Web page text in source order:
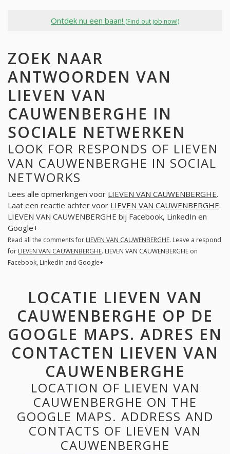
Ontdek nu een baan! (Find out job now!)
ZOEK NAAR
ANTWOORDEN VAN
LIEVEN VAN
CAUWENBERGHE IN
SOCIALE NETWERKEN
LOOK FOR RESPONDS OF LIEVEN
VAN CAUWENBERGHE IN SOCIAL
NETWORKS
Lees alle opmerkingen voor LIEVEN VAN CAUWENBERGHE.
Laat een reactie achter voor LIEVEN VAN CAUWENBERGHE.
LIEVEN VAN CAUWENBERGHE bij Facebook, LinkedIn en
Google+
Read all the comments for LIEVEN VAN CAUWENBERGHE. Leave a respond
for LIEVEN VAN CAUWENBERGHE. LIEVEN VAN CAUWENBERGHE on
Facebook, LinkedIn and Google+
LOCATIE LIEVEN VAN
CAUWENBERGHE OP DE
GOOGLE MAPS. ADRES EN
CONTACTEN LIEVEN VAN
CAUWENBERGHE
LOCATION OF LIEVEN VAN
CAUWENBERGHE ON THE
GOOGLE MAPS. ADDRESS AND
CONTACTS OF LIEVEN VAN
CAUWENBERGHE